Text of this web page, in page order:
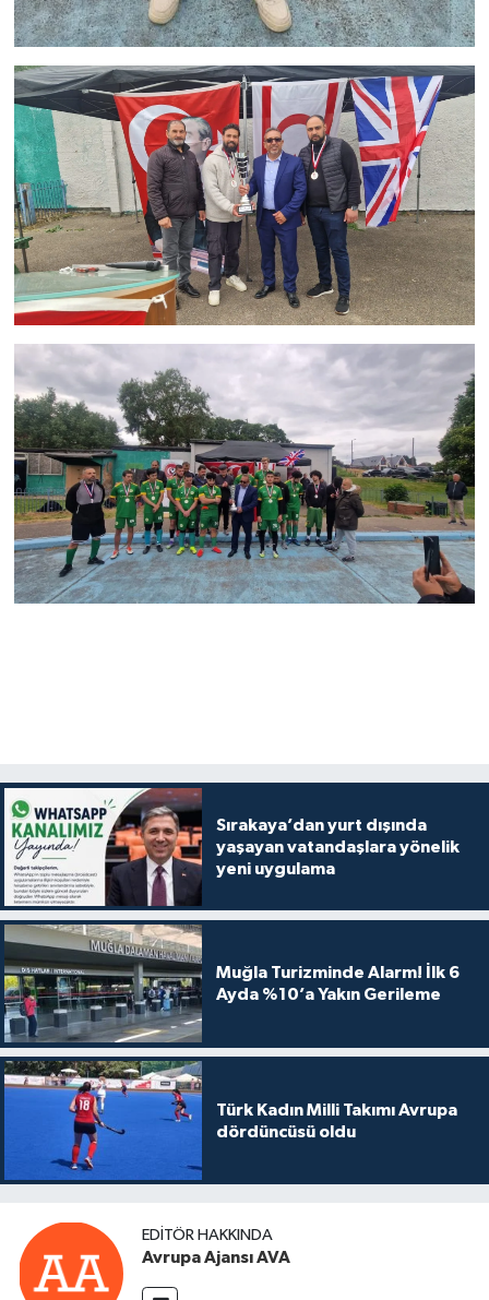
Sırakaya’dan yurt dışında
yaşayan vatandaşlara yönelik
yeni uygulama
Muğla Turizminde Alarm! İlk 6
Ayda %10’a Yakın Gerileme
Türk Kadın Milli Takımı Avrupa
dördüncüsü oldu
EDITÖR HAKKINDA
Avrupa Ajansı AVA